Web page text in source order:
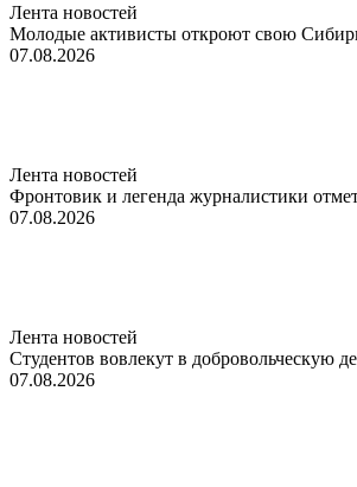
Лента новостей
Молодые активисты откроют свою
07.08.2026
Лента новостей
Фронтовик и легенда журналистики
07.08.2026
Лента новостей
Студентов вовлекут в добровольческую
07.08.2026